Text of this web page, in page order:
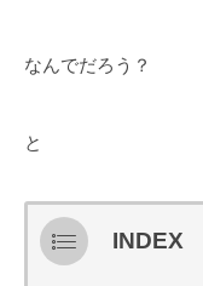
なんでだろう？
と
INDEX